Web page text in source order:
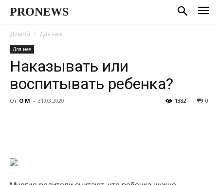
PRONEWS
Домой Для нее
Для нее
Наказывать или
воспитывать ребенка?
От О М - 31.03.2020 0
1382